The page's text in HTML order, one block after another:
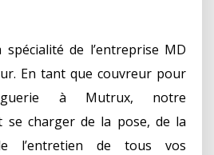
de l’entreprise MD
En tant que couvreur pour
à Mutrux, notre
se charger de la pose, de la
l’entretien de tous vos